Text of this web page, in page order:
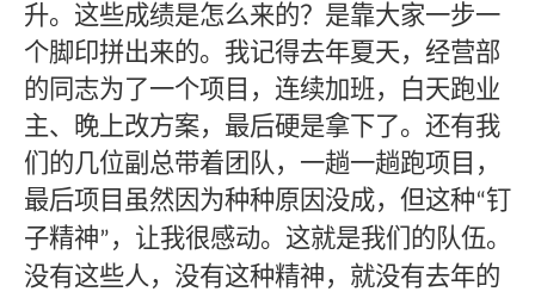
升。这些成绩是怎么来的？是靠大家一步一
个脚印拼出来的。我记得去年夏天，经营部
的同志为了一个项目，连续加班，白天跑业
主、晚上改方案，最后硬是拿下了。还有我
们的几位副总带着团队，一趟一趟跑项目，
最后项目虽然因为种种原因没成，但这种“钉
子精神”，让我很感动。这就是我们的队伍。
没有这些人，没有这种精神，就没有去年的